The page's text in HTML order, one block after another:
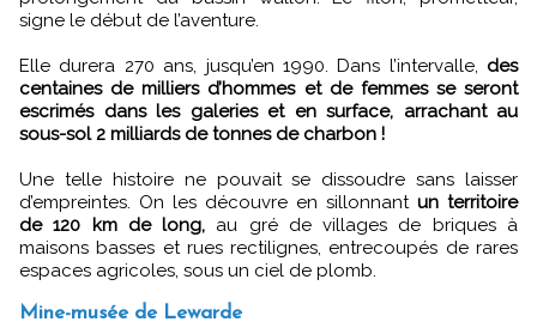
signe le début de l’aventure.
Elle durera 270 ans, jusqu’en 1990. Dans l’intervalle, des
centaines de milliers d’hommes et de femmes se seront
escrimés dans les galeries et en surface, arrachant au
sous-sol 2 milliards de tonnes de charbon !
Une telle histoire ne pouvait se dissoudre sans laisser
d’empreintes. On les découvre en sillonnant un territoire
de 120 km de long, au gré de villages de briques à
maisons basses et rues rectilignes, entrecoupés de rares
espaces agricoles, sous un ciel de plomb.
Mine-musée de Lewarde